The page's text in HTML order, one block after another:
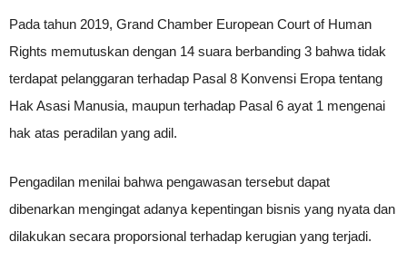
Pada tahun 2019, Grand Chamber European Court of Human
Rights memutuskan dengan 14 suara berbanding 3 bahwa tidak
terdapat pelanggaran terhadap Pasal 8 Konvensi Eropa tentang
Hak Asasi Manusia, maupun terhadap Pasal 6 ayat 1 mengenai
hak atas peradilan yang adil.
Pengadilan menilai bahwa pengawasan tersebut dapat
dibenarkan mengingat adanya kepentingan bisnis yang nyata dan
dilakukan secara proporsional terhadap kerugian yang terjadi.